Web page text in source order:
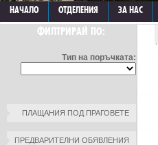
НАЧАЛО ОТДЕЛЕНИЯ ЗА НАС
ФИЛТРИРАЙ ПО:
Тип на поръчката:
ПЛАЩАНИЯ ПОД ПРАГОВЕТЕ
ПРЕДВАРИТЕЛНИ ОБЯВЛЕНИЯ